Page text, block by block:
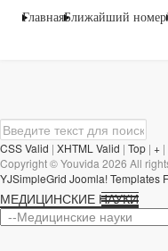
ГлавнаяБлижайший номер
CSS Valid | XHTML Valid | Top | + |
Copyright ©Youvida 2026 All
YJSimpleGrid Joomla! Templates
МЕДИЦИНСКИЕ НАУКИ